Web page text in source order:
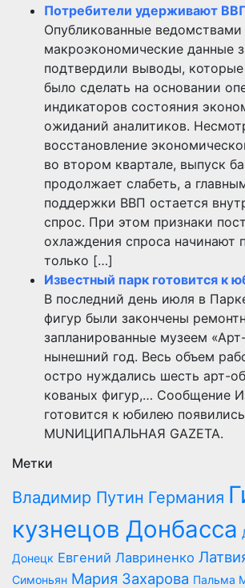
Потребители удерживают
Опубликованные ведомствами
макроэкономические данные
подтвердили выводы,
было сделать на основании
индикаторов состояния
ожиданий аналитиков.
восстановление
во втором квартале, выпуск
продолжает слабеть, а
поддержки ВВП остается
спрос. При этом признаки
охлаждения спроса начинают
только […]
Известный парк готовится к
В последний день июля в
фигур были закончены
запланированные музеем
нынешний год. Весь объем
остро нуждались шесть арт-
кованых фигур,… Сообщение
готовится к юбилею
MUNИЦИПАЛЬНАЯ GAZЕТА.
Метки
Владимир Путин Германия
кузнецов Донбасса
Донецк Евгений Лавриненко
Симоньян Мария Захарова Пальма